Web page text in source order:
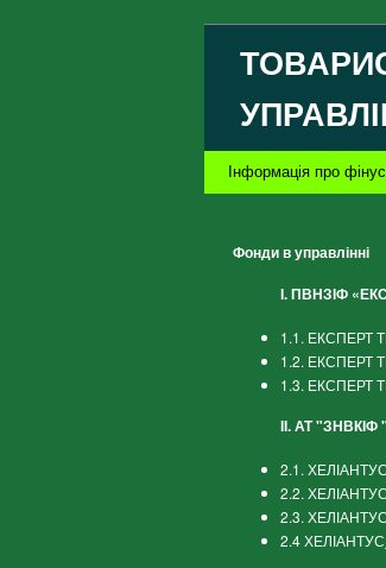
Інформація про
Фонди в управлінні
І. ПВНЗІФ
1.1. ЕКСПЕРТ
1.2. ЕКСПЕРТ
1.3. ЕКСПЕРТ
ІІ. АТ
2.1.
2.2.
2.3.
2.4